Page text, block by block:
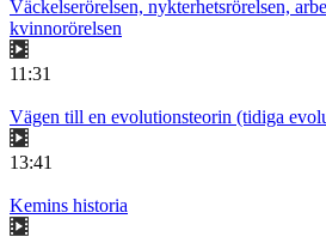
Väckelserörelsen, nykterhetsrörelsen,
kvinnorörelsen
11:31
Vägen till en evolutionsteorin (tidiga
13:41
Kemins historia